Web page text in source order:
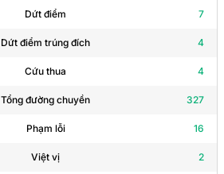
69’
Dứt điểm 7
Dứt điểm trúng đích 4
Cứu thua 4
Tổng đường chuyền 327
Phạm lỗi 16
Việt vị 2